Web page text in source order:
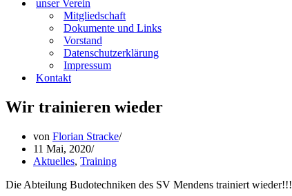
unser Verein
Mitgliedschaft
Dokumente und Links
Vorstand
Datenschutzerklärung
Impressum
Kontakt
Wir trainieren wieder
von Florian Stracke
11 Mai, 2020
Aktuelles, Training
Die Abteilung Budotechniken des SV Mendens trainiert wieder!!!